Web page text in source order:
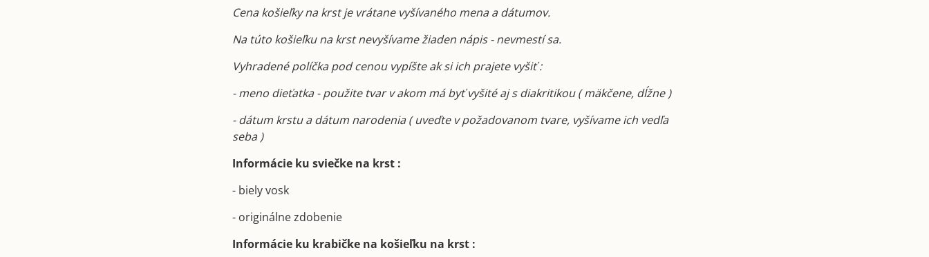
Cena košieľky na krst je vrátane vyšívaného mena a dátumov.
Na túto košieľku na krst nevyšívame žiaden nápis - nevmestí sa.
Vyhradené políčka pod cenou vypíšte ak si ich prajete vyšiť :
- meno dieťatka - použite tvar v akom má byť vyšité aj s diakritikou ( mäkčene, dĺžne )
- dátum krstu a dátum narodenia ( uveďte v požadovanom tvare, vyšívame ich vedľa
seba )
Informácie ku sviečke na krst :
- biely vosk
- originálne zdobenie
Informácie ku krabičke na košieľku na krst :